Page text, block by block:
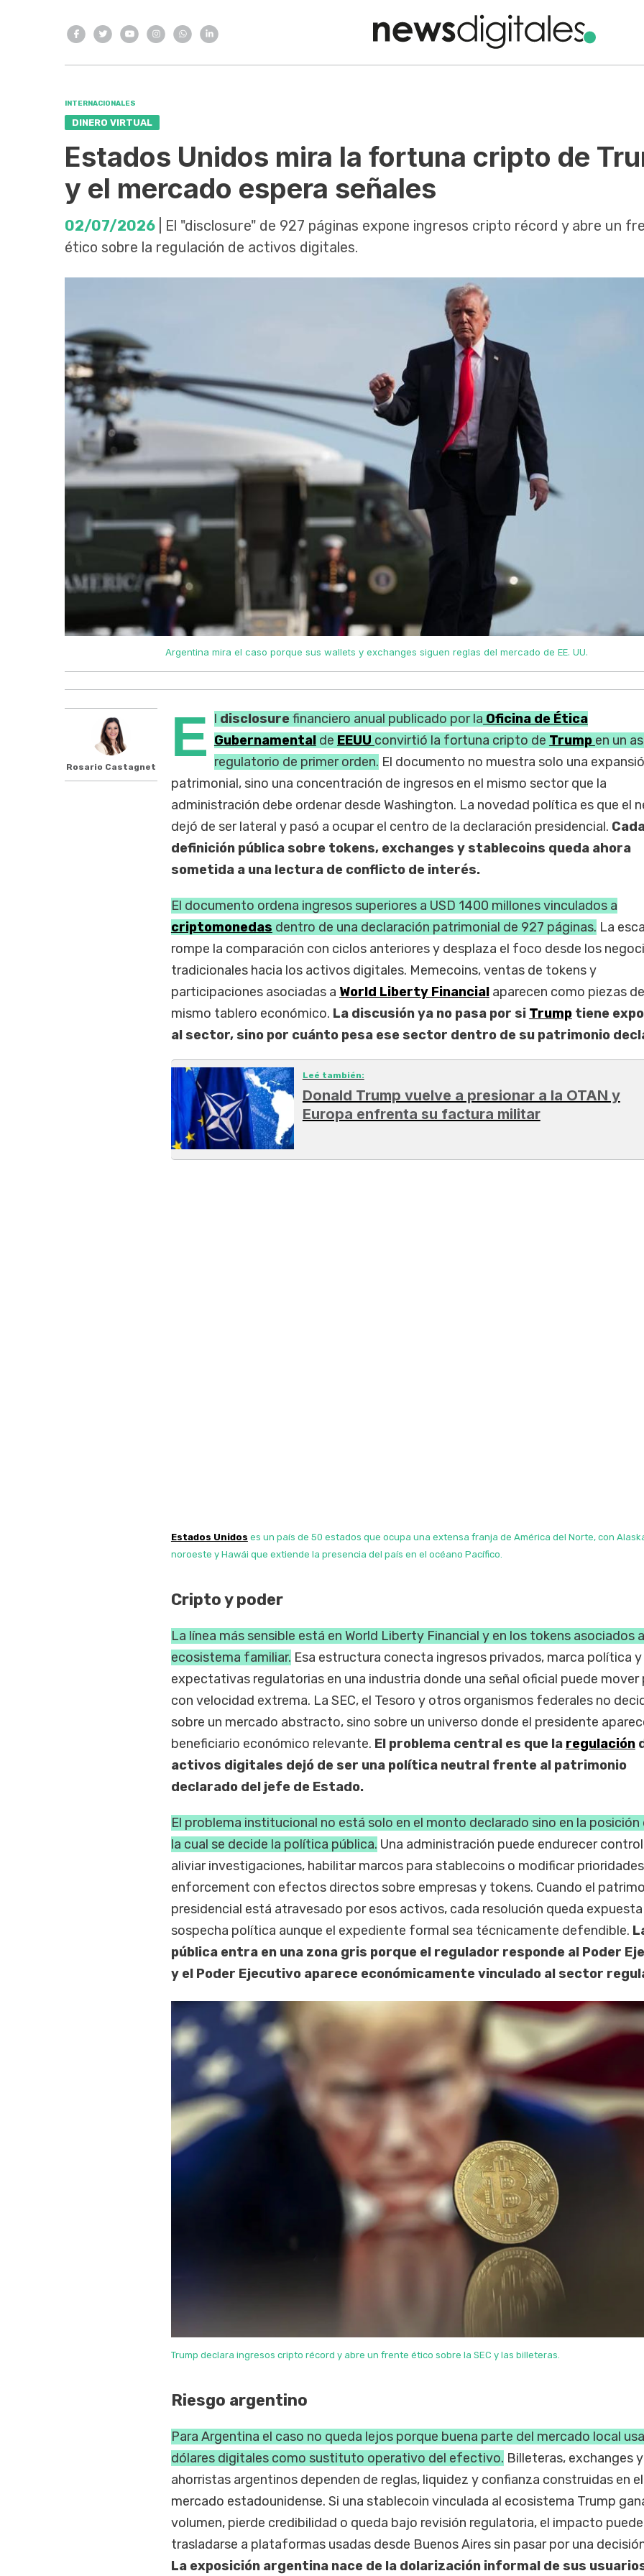
INTERNACIONALES
DINERO VIRTUAL
Estados Unidos mira la fortuna cripto de
y el mercado espera señales
02/07/2026 | El "disclosure" de 927 páginas expone ingresos cripto récord y abre un
ético sobre la regulación de activos digitales.
Argentina mira el caso porque sus wallets y exchanges siguen reglas del mercado de EE. UU.
Rosario Castagnet E l disclosure financiero anual publicado por la Oficina de Ética
Gubernamentalde EEUU convirtió la fortuna cripto de Trump en un
regulatorio de primer orden. El documento no muestra solo una
patrimonial, sino una concentración de ingresos en el mismo sector que la
administración debe ordenar desde Washington. La novedad política es que el
dejó de ser lateral y pasó a ocupar el centro de la declaración presidencial.
definición pública sobre tokens, exchanges y stablecoins queda ahora
sometida a una lectura de conflicto de interés.
El documento ordena ingresos superiores a USD 1400 millones vinculados a
criptomonedas dentro de una declaración patrimonial de 927 páginas. La
rompe la comparación con ciclos anteriores y desplaza el foco desde los
tradicionales hacia los activos digitales. Memecoins, ventas de tokens y
participaciones asociadas a World Liberty Financialaparecen como piezas
mismo tablero económico. La discusión ya no pasa por si Trumptiene
al sector, sino por cuánto pesa ese sector dentro de su patrimonio
Leé también:
Donald Trump vuelve a presionar a la OTAN y
Europa enfrenta su factura militar
Estados Unidos es un país de 50 estados que ocupa una extensa franja de América del Norte, con
noroeste y Hawái que extiende la presencia del país en el océano Pacífico.
Cripto y poder
La línea más sensible está en World Liberty Financial y en los tokens asociados
ecosistema familiar. Esa estructura conecta ingresos privados, marca política y
expectativas regulatorias en una industria donde una señal oficial puede mover
con velocidad extrema. La SEC, el Tesoro y otros organismos federales no
sobre un mercado abstracto, sino sobre un universo donde el presidente
beneficiario económico relevante. El problema central es que la regulación
activos digitales dejó de ser una política neutral frente al patrimonio
declarado del jefe de Estado.
El problema institucional no está solo en el monto declarado sino en la posición
la cual se decide la política pública. Una administración puede endurecer
aliviar investigaciones, habilitar marcos para stablecoins o modificar
enforcement con efectos directos sobre empresas y tokens. Cuando el
presidencial está atravesado por esos activos, cada resolución queda expuesta
sospecha política aunque el expediente formal sea técnicamente defendible.
pública entra en una zona gris porque el regulador responde al Poder
y el Poder Ejecutivo aparece económicamente vinculado al sector
Trump declara ingresos cripto récord y abre un frente ético sobre la SEC y las billeteras.
Riesgo argentino
Para Argentina el caso no queda lejos porque buena parte del mercado local usa
dólares digitales como sustituto operativo del efectivo. Billeteras, exchanges y
ahorristas argentinos dependen de reglas, liquidez y confianza construidas en el
mercado estadounidense. Si una stablecoin vinculada al ecosistema Trump
volumen, pierde credibilidad o queda bajo revisión regulatoria, el impacto puede
trasladarse a plataformas usadas desde Buenos Aires sin pasar por una
La exposición argentina nace de la dolarización informal de sus